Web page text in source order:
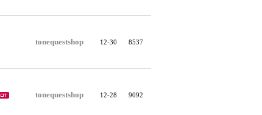
tonequestshop 12-30 8537
tonequestshop 12-28 9092